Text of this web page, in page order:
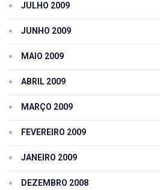
JULHO 2009
JUNHO 2009
MAIO 2009
ABRIL 2009
MARÇO 2009
FEVEREIRO 2009
JANEIRO 2009
DEZEMBRO 2008